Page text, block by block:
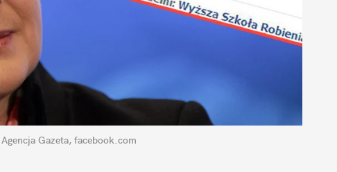
Gazeta, facebook.com